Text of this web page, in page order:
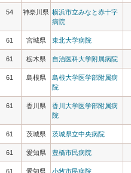
54 神奈川県 横浜市立みなと赤十字
病院
61 宮城県 東北大学病院
61 栃木県 自治医科大学附属病院
61 島根県
島根大学医学部附属病
院
61 香川県
香川大学医学部附属病
院
61 茨城県 茨城県立中央病院
61 愛知県 豊橋市民病院
61 愛知県 小牧市民病院